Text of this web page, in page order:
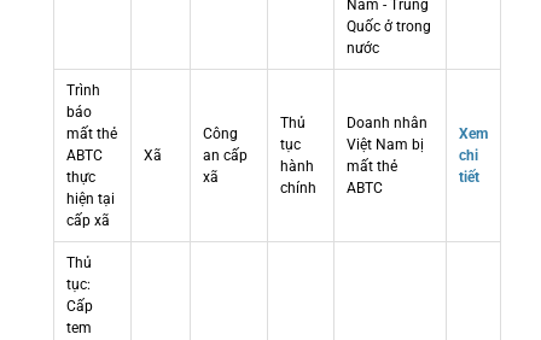
Nam - Trung
Quốc ở trong
nước
Trình
báo
mất thẻ
ABTC
thực
hiện tại
cấp xã
Xã
Công
an cấp
xã
Thủ
tục
hành
chính
Doanh nhân
Việt Nam bị
mất thẻ
ABTC
Xem
chi
tiết
Thủ
tục:
Cấp
tem